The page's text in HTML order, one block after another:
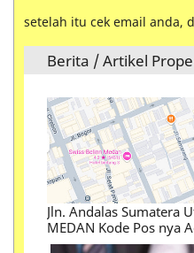
setelah itu cek email anda,
Berita / Artikel
Cara Menjual Rumah
Perlu Anda Ketahui